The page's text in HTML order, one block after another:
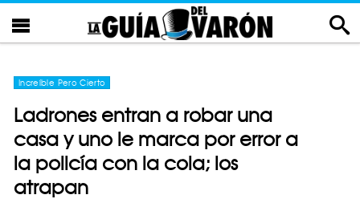
Increíble Pero Cierto
Ladrones entran a robar una
casa y uno le marca por error a
la policía con la cola; los
atrapan